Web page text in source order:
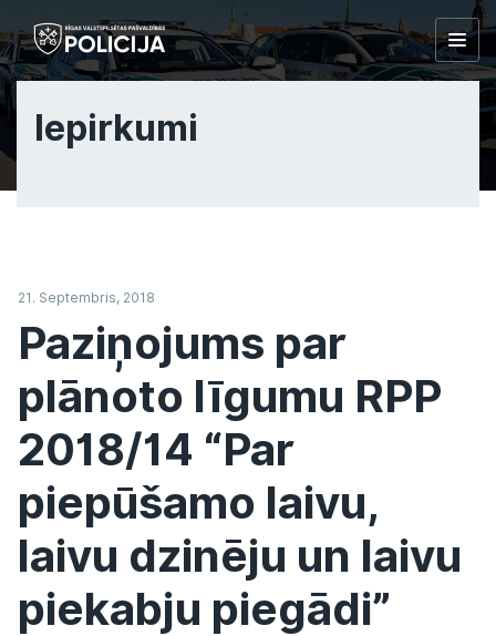
Iepirkumi
21. Septembris, 2018
Paziņojums par
plānoto līgumu RPP
2018/14 “Par
piepūšamo laivu,
laivu dzinēju un laivu
piekabju piegādi”